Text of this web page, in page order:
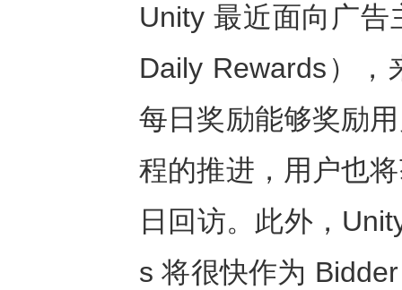
Unity 最近面向广
Daily Rewards）
每日奖励能够奖励
程的推进，用户也
日回访。此外，
s 将很快作为